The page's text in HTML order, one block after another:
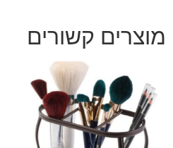
מוצרים קשורים